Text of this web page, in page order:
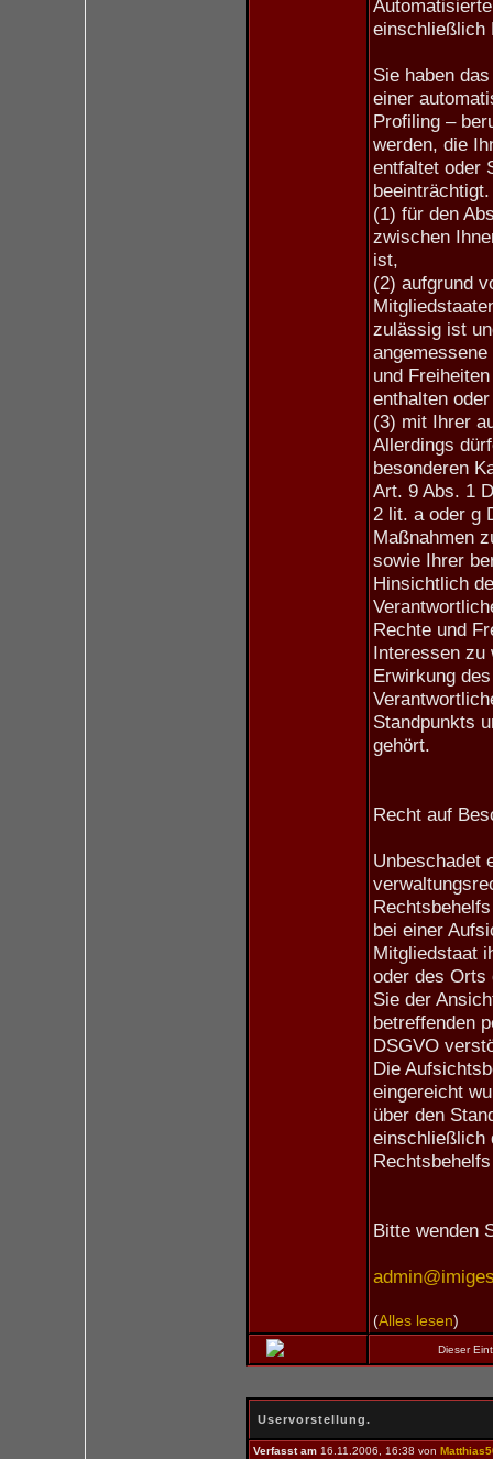
einschließlich
Sie haben
einer
Profiling –
werden, die
entfaltet oder
(1) für den
zwischen
ist,
(2) aufgrund
zulässig ist
und
enthalten oder
(3) mit Ihrer
Allerdings
besonderen
Art. 9 Abs. 1
2 lit. a oder g
Maßnahmen
sowie Ihrer
Hinsichtlich
Rechte und
Interessen zu
Erwirkung
Standpunkts
gehört.
Recht auf
Unbeschadet
bei einer
Mitgliedstaat
oder des Orts
Sie der
betreffenden
DSGVO
Die
eingereicht
über den
einschließlich
Bitte wenden
(Alles lesen)
Dieser
Uservorstellung.
Verfasst am16.11.2006, 16:38 von